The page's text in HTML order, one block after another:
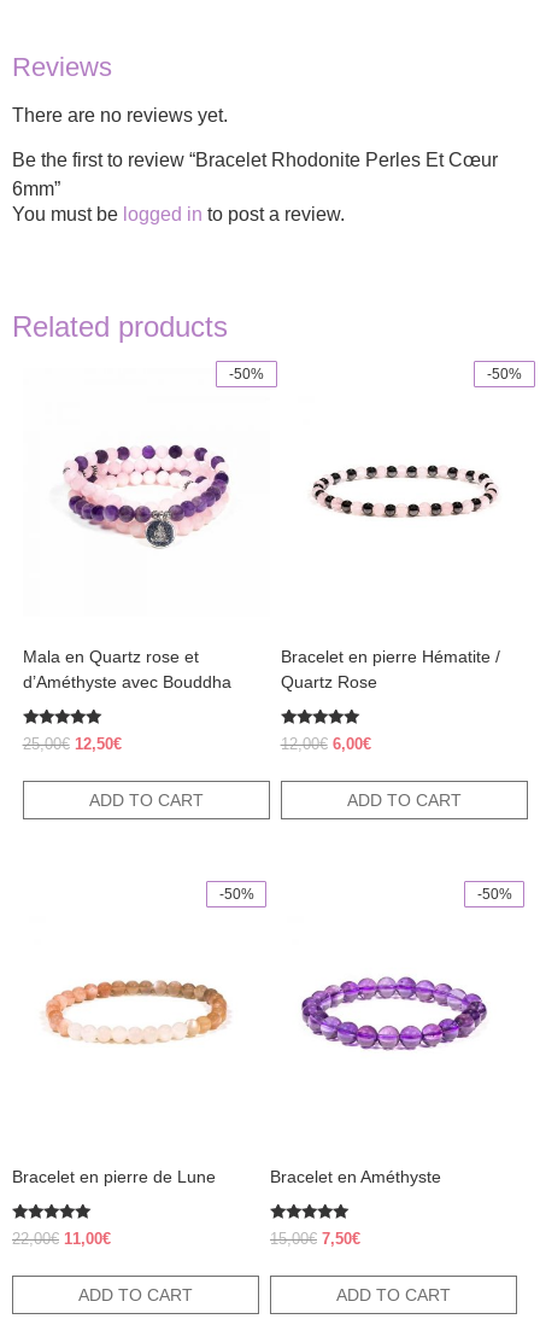
Reviews
There are no reviews yet.
Be the first to review “Bracelet Rhodonite Perles Et Cœur
6mm”
You must be logged in to post a review.
Related products
-50%
Mala en Quartz rose et
d’Améthyste avec Bouddha
Rated
5.00
25,00€ Original
25,00€.
12,50€Current
12,50€.
ADD TO CART
-50%
Bracelet en pierre Hématite /
Quartz Rose
Rated
5.00
12,00€ Original
12,00€.
6,00€Current
6,00€.
ADD TO CART
-50%
Bracelet en pierre de Lune
Rated
5.00
22,00€ Original
22,00€.
11,00€Current
11,00€.
ADD TO CART
-50%
Bracelet en Améthyste
Rated
5.00
15,00€ Original
15,00€.
7,50€Current
7,50€.
ADD TO CART